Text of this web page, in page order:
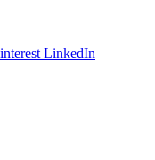
LinkedIn